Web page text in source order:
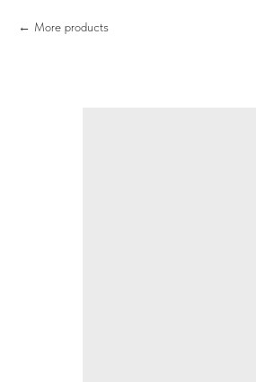
More products